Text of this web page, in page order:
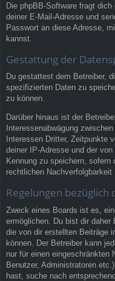
Die phpBB-Software fragt
deiner E-Mail-Adresse und
Passwort an diese Adresse,
kannst.
Gestattung der
Du gestattest dem Betreiber,
spezifizierten Daten zu
zu können.
Darüber hinaus ist der
Interessenabwägung
Interessen Dritter, Zeitpunkte
deiner IP-Adresse und der
Kennung zu speichern, sofern
rechtlichen Nachverfolgbarkeit
Regelungen
Zweck eines Boards ist es,
ermöglichen. Du bist dir
die von dir erstellten Beiträge
können. Der Betreiber kann
nur für einen eingeschränkten
Benutzer, Administratoren
hast, suche nach